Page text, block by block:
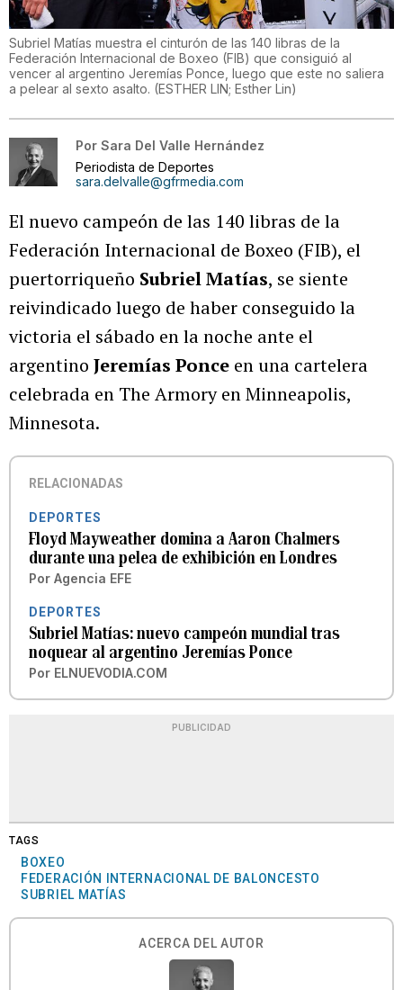
Subriel Matías muestra el cinturón de las 140 libras de la
Federación Internacional de Boxeo (FIB) que consiguió al
vencer al argentino Jeremías Ponce, luego que este no saliera
a pelear al sexto asalto. (ESTHER LIN; Esther Lin)
Por Sara Del Valle Hernández
Periodista de Deportes
sara.delvalle@gfrmedia.com
El nuevo campeón de las 140 libras de la
Federación Internacional de Boxeo (FIB), el
puertorriqueño Subriel Matías, se siente
reivindicado luego de haber conseguido la
victoria el sábado en la noche ante el
argentino Jeremías Ponce en una cartelera
celebrada en The Armory en Minneapolis,
Minnesota.
RELACIONADAS
DEPORTES
Floyd Mayweather domina a Aaron Chalmers
durante una pelea de exhibición en Londres
Por Agencia EFE
DEPORTES
Subriel Matías: nuevo campeón mundial tras
noquear al argentino Jeremías Ponce
Por ELNUEVODIA.COM
PUBLICIDAD
TAGS
BOXEO
FEDERACIÓN INTERNACIONAL DE BALONCESTO
SUBRIEL MATÍAS
ACERCA DEL AUTOR